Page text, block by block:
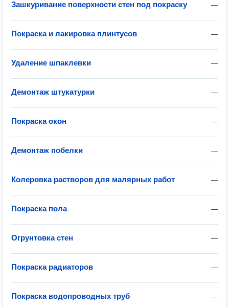
—
Зашкуривание поверхности стен под покраску
—
Покраска и лакировка плинтусов
—
Удаление шпаклевки
—
Демонтаж штукатурки
—
Покраска окон
—
Демонтаж побелки
—
Колеровка растворов для малярных работ
—
Покраска пола
—
Огрунтовка стен
—
Покраска радиаторов
—
Покраска водопроводных труб